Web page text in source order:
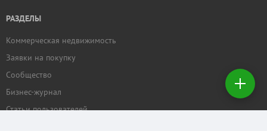
РАЗДЕЛЫ
Коммерческая недвижимость
Заявки на покупку
Сообщество
Бизнес-журнал
Статьи пользователей